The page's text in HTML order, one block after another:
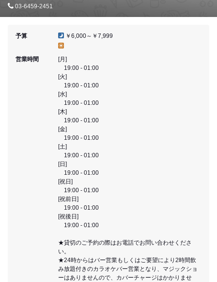
03-6459-2451
予算 ￥6,000～￥7,999
営業時間
[月]
19:00 - 01:00
[火]
19:00 - 01:00
[水]
19:00 - 01:00
[木]
19:00 - 01:00
[金]
19:00 - 01:00
[土]
19:00 - 01:00
[日]
19:00 - 01:00
[祝日]
19:00 - 01:00
[祝前日]
19:00 - 01:00
[祝後日]
19:00 - 01:00
★貸切のご予約の際はお電話でお問い合わせくださ
い。
★24時からはバー営業もしくはご要望により2時間飲
み放題付きのカラオケバー営業となり、マジックショ
ーはありませんので、カバーチャージはかかりませ